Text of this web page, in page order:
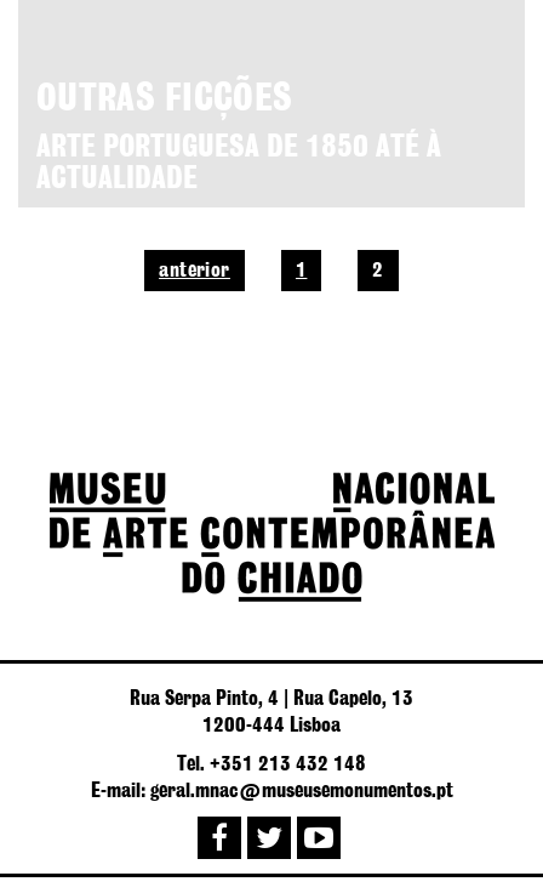
OUTRAS FICÇÕES
ARTE PORTUGUESA DE 1850 ATÉ À
ACTUALIDADE
anterior 1 2
Rua Serpa Pinto, 4 | Rua Capelo, 13
1200-444 Lisboa
Tel. +351 213 432 148
E-mail: geral.mnac@museusemonumentos.pt